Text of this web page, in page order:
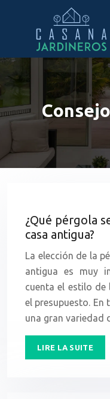
¿Qué pérgola
casa antigua?
La elección de la
antigua es muy
cuenta el estilo
el presupuesto. En
una gran variedad
LIRE LA SUITE